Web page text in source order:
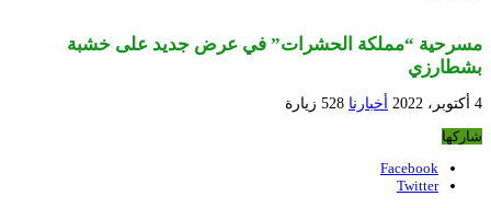
مسرحية “مملكة الحشرات” في عرض جديد على خشبة
بشطارزي
4 أكتوبر، 2022 أخبارنا 528 زيارة
شاركها
Facebook
Twitter